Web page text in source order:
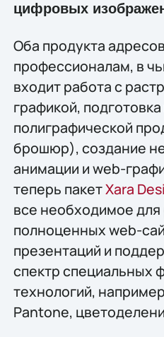
цифровых
Оба продукта
профессионалам, в
входит работа с
графикой,
полиграфической
брошюр), создание
анимации и web-
теперь пакетXara
все необходимое для
полноценных web-
презентаций и
спектр специальных
технологий,
Pantone,